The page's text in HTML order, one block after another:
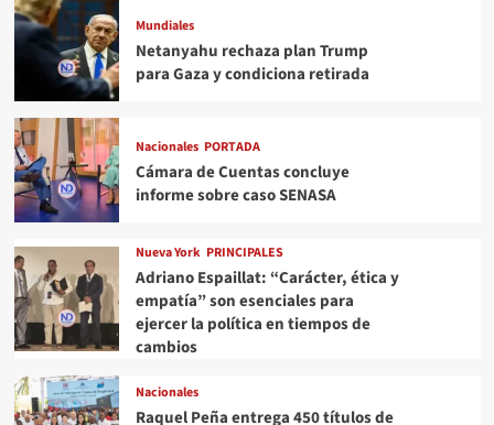
Mundiales
Netanyahu rechaza plan Trump
para Gaza y condiciona retirada
Nacionales PORTADA
Cámara de Cuentas concluye
informe sobre caso SENASA
Nueva York PRINCIPALES
Adriano Espaillat: “Carácter, ética y
empatía” son esenciales para
ejercer la política en tiempos de
cambios
Nacionales
Raquel Peña entrega 450 títulos de